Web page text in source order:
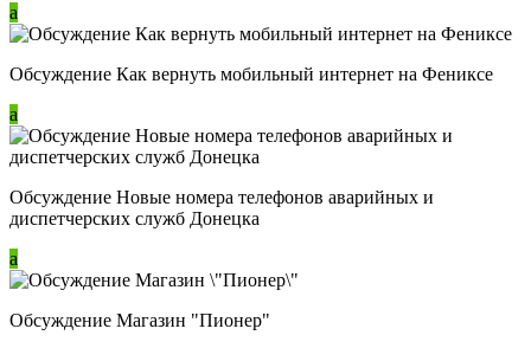
a
Обсуждение Как вернуть мобильный интернет на Фениксе
a
Обсуждение Новые номера телефонов аварийных и
диспетчерских служб Донецка
a
Обсуждение Магазин "Пионер"